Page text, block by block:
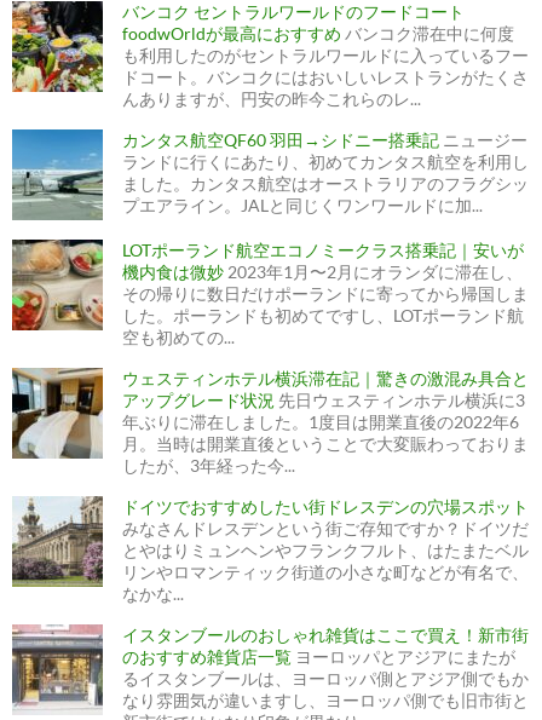
バンコク セントラルワールドのフードコート
foodwOrldが最高におすすめ バンコク滞在中に何度
も利用したのがセントラルワールドに入っているフー
ドコート。バンコクにはおいしいレストランがたくさ
んありますが、円安の昨今これらのレ...
カンタス航空QF60 羽田→シドニー搭乗記 ニュージー
ランドに行くにあたり、初めてカンタス航空を利用し
ました。カンタス航空はオーストラリアのフラグシッ
プエアライン。JALと同じくワンワールドに加...
LOTポーランド航空エコノミークラス搭乗記｜安いが
機内食は微妙 2023年1月〜2月にオランダに滞在し、
その帰りに数日だけポーランドに寄ってから帰国しま
した。ポーランドも初めてですし、LOTポーランド航
空も初めての...
ウェスティンホテル横浜滞在記｜驚きの激混み具合と
アップグレード状況 先日ウェスティンホテル横浜に3
年ぶりに滞在しました。1度目は開業直後の2022年6
月。当時は開業直後ということで大変賑わっておりま
したが、3年経った今...
ドイツでおすすめしたい街ドレスデンの穴場スポット
みなさんドレスデンという街ご存知ですか？ドイツだ
とやはりミュンヘンやフランクフルト、はたまたベル
リンやロマンティック街道の小さな町などが有名で、
なかな...
イスタンブールのおしゃれ雑貨はここで買え！新市街
のおすすめ雑貨店一覧 ヨーロッパとアジアにまたが
るイスタンブールは、ヨーロッパ側とアジア側でもか
なり雰囲気が違いますし、ヨーロッパ側でも旧市街と